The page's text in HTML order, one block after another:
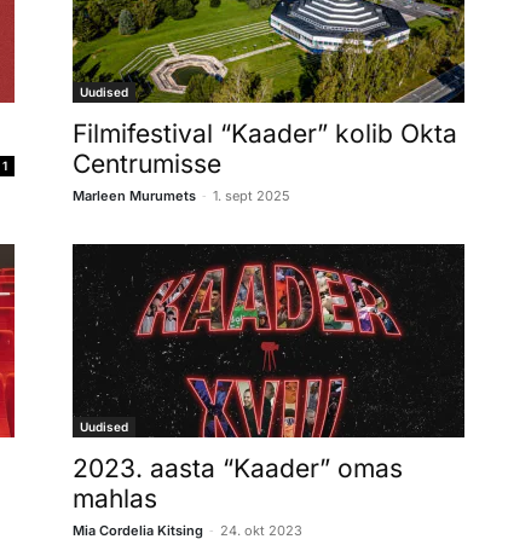
1
Uudised
Filmifestival “Kaader” kolib Okta
Centrumisse
Marleen Murumets - 1. sept 2025
Uudised
2023. aasta “Kaader” omas
mahlas
Mia Cordelia Kitsing - 24. okt 2023